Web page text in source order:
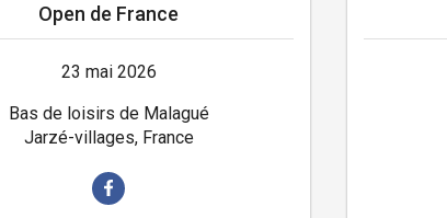
Open de France
23 mai 2026
Bas de loisirs de Malagué
Jarzé-villages, France